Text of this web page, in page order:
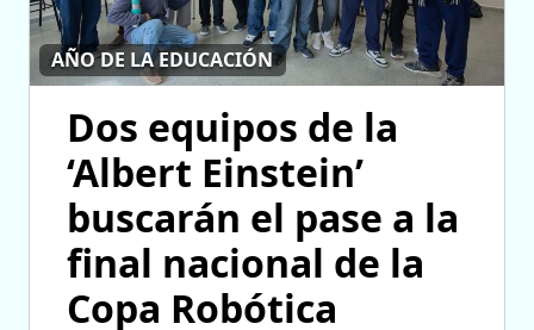
AÑO DE LA EDUCACIÓN
Dos equipos de la
‘Albert Einstein’
buscarán el pase a la
final nacional de la
Copa Robótica